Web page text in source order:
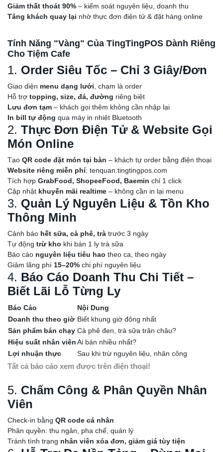
Giảm thất thoát 90% – kiểm soát nguyên liệu, doanh thu
Tăng khách quay lại nhờ thực đơn điện tử & đặt hàng online
Tính Năng "Vàng" Của TingTingPOS Dành Riêng
Cho Tiệm Cafe
1. Order Siêu Tốc – Chỉ 3 Giây/Đơn
Giao diện menu dạng lưới , chạm là order
Hỗ trợ topping, size, đá, đường riêng biệt
Lưu đơn tạm – khách gọi thêm không cần nhập lại
In bill tự động qua máy in nhiệt Bluetooth
2. Thực Đơn Điện Tử & Website Gọi
Món Online
Tạo QR code đặt món tại bàn – khách tự order bằng điện thoại
Website riêng miễn phí: tenquan.tingtingpos.com
Tích hợp GrabFood, ShopeeFood, Baemin chỉ 1 click
Cập nhật khuyến mãi realtime – không cần in lại menu
3. Quản Lý Nguyên Liệu & Tồn Kho
Thông Minh
Cảnh báo hết sữa, cà phê, trà trước 3 ngày
Tự động trừ kho khi bán 1 ly trà sữa
Báo cáo nguyên liệu tiêu hao theo ca, theo ngày
Giảm lãng phí 15–20% chi phí nguyên liệu
4. Báo Cáo Doanh Thu Chi Tiết –
Biết Lãi Lỗ Từng Ly
Báo Cáo
Nội Dung
Doanh thu theo giờ Biết khung giờ đông nhất
Sản phẩm bán chạy Cà phê đen, trà sữa trân châu?
Hiệu suất nhân viênAi bán nhiều nhất?
Lợi nhuận thực
Sau khi trừ nguyên liệu, nhân công
Tất cả báo cáo xem được trên điện thoại!
5. Chấm Công & Phân Quyền Nhân
Viên
Check-in bằng QR code cá nhân
Phân quyền: thu ngân, pha chế, quản lý
Tránh tình trạng nhân viên xóa đơn, giảm giá tùy tiện